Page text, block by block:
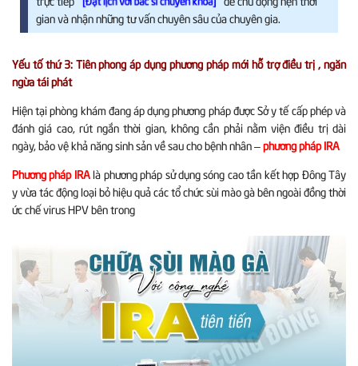
gian và nhận những tư vấn chuyên sâu của chuyên gia.
Yếu tố thứ 3: Tiên phong áp dụng phương pháp mới hỗ trợ điều trị , ngăn
ngừa tái phát
Hiện tại phòng khám đang áp dụng phương pháp được Sở y tế cấp phép và
đánh giá cao, rút ngắn thời gian, không cần phải nằm viện điều trị dài
ngày, bảo vệ khả năng sinh sản về sau cho bệnh nhân –phương pháp IRA
Phương pháp IRAlà phương pháp sử dụng sóng cao tần kết hợp Đông Tây
y vừa tác động loại bỏ hiệu quả các tổ chức sùi mào gà bên ngoài đồng thời
ức chế virus HPV bên trong